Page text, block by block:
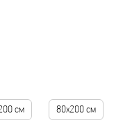
см 80х200 см